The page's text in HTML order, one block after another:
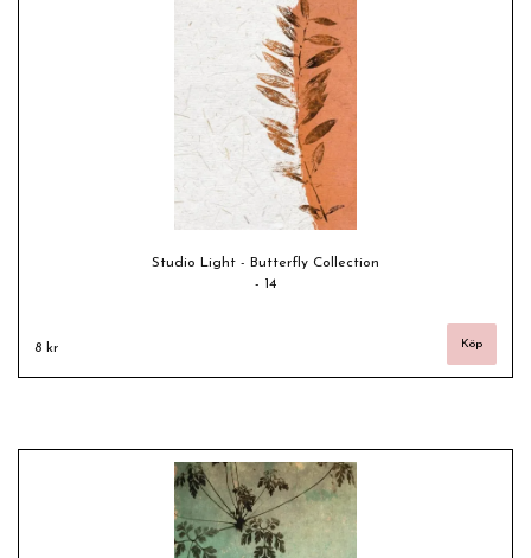
Studio Light - Butterfly Collection
- 14
8 kr